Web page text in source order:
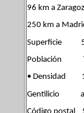
96 km a
250 km a
Superficie
Población
• Densidad
Gentilicio